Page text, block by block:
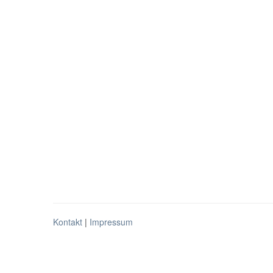
Kontakt | Impressum